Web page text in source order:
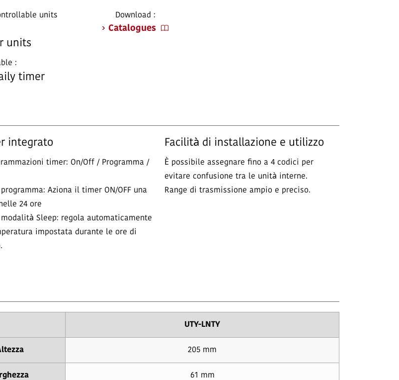
units
units
:
timer
Download :
Catalogues
integrato
timer: On/Off / Programma /
programma: Aziona il timer ON/OFF una
24 ore
modalità Sleep: regola automaticamente
impostata durante le ore di
Facilità di installazione e utilizzo
È possibile assegnare fino a 4 codici per
evitare confusione tra le unità interne.
Range di trasmissione ampio e preciso.
UTY-LNTY
205 mm
61 mm